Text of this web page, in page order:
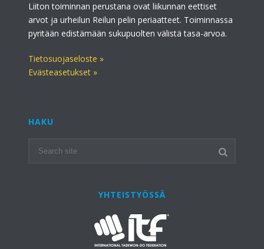
Liiton toiminnan perustana ovat liikunnan eettiset
arvot ja urheilun Reilun pelin periaatteet. Toiminnassa
pyritään edistämään sukupuolten välistä tasa-arvoa.
Tietosuojaseloste »
Evästeasetukset »
HAKU
YHTEISTYÖSSÄ